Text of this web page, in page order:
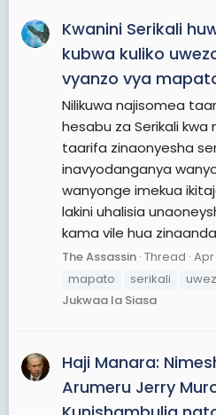
Kwanini Serikali
kubwa kuliko
vyanzo vya
Nilikuwa najisomea
hesabu za Serikali kwa
taarifa zinaonyesha
inavyodanganya
wanyonge imekua
lakini uhalisia
kama vile hua
The Assassin Thread Apr
mapato
serikali
Jukwaa la Siasa
Haji Manara:
Arumeru Jerry